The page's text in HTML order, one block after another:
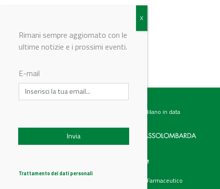
Testata giornalistica registrata presso il Tribunale di Milano in data
Chi siamo
Categorie
Chimico e Farmaceutico
Rimani sempre aggiornato con le
ultime notizie e i prossimi eventi.
E-mail
Trattamento dei dati personali